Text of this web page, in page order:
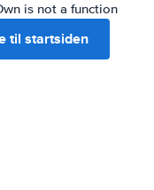
is not a function
til startsiden